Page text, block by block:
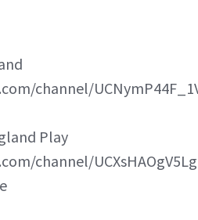
channel/
Play
channel/